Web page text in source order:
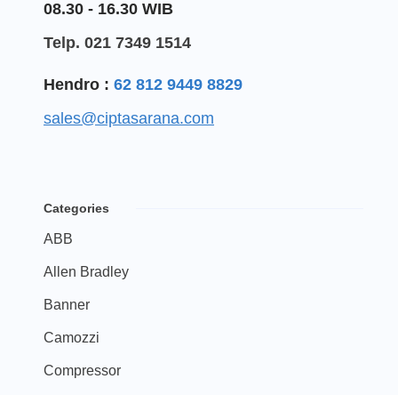
08.30 - 16.30 WIB
Telp. 021 7349 1514
Hendro : 62 812 9449 8829
sales@ciptasarana.com
Categories
ABB
Allen Bradley
Banner
Camozzi
Compressor